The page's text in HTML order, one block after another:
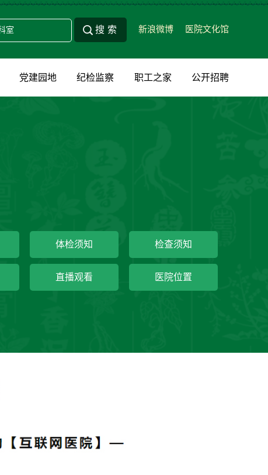
新浪微博 医院文化馆
党建园地 纪检监察 职工之家 公开招聘
体检须知 检查须知
直播观看 医院位置